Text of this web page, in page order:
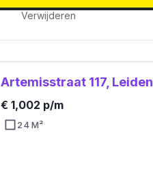
Verwijderen
Artemisstraat 117, Leiden
€ 1,002 p/m
24 M²